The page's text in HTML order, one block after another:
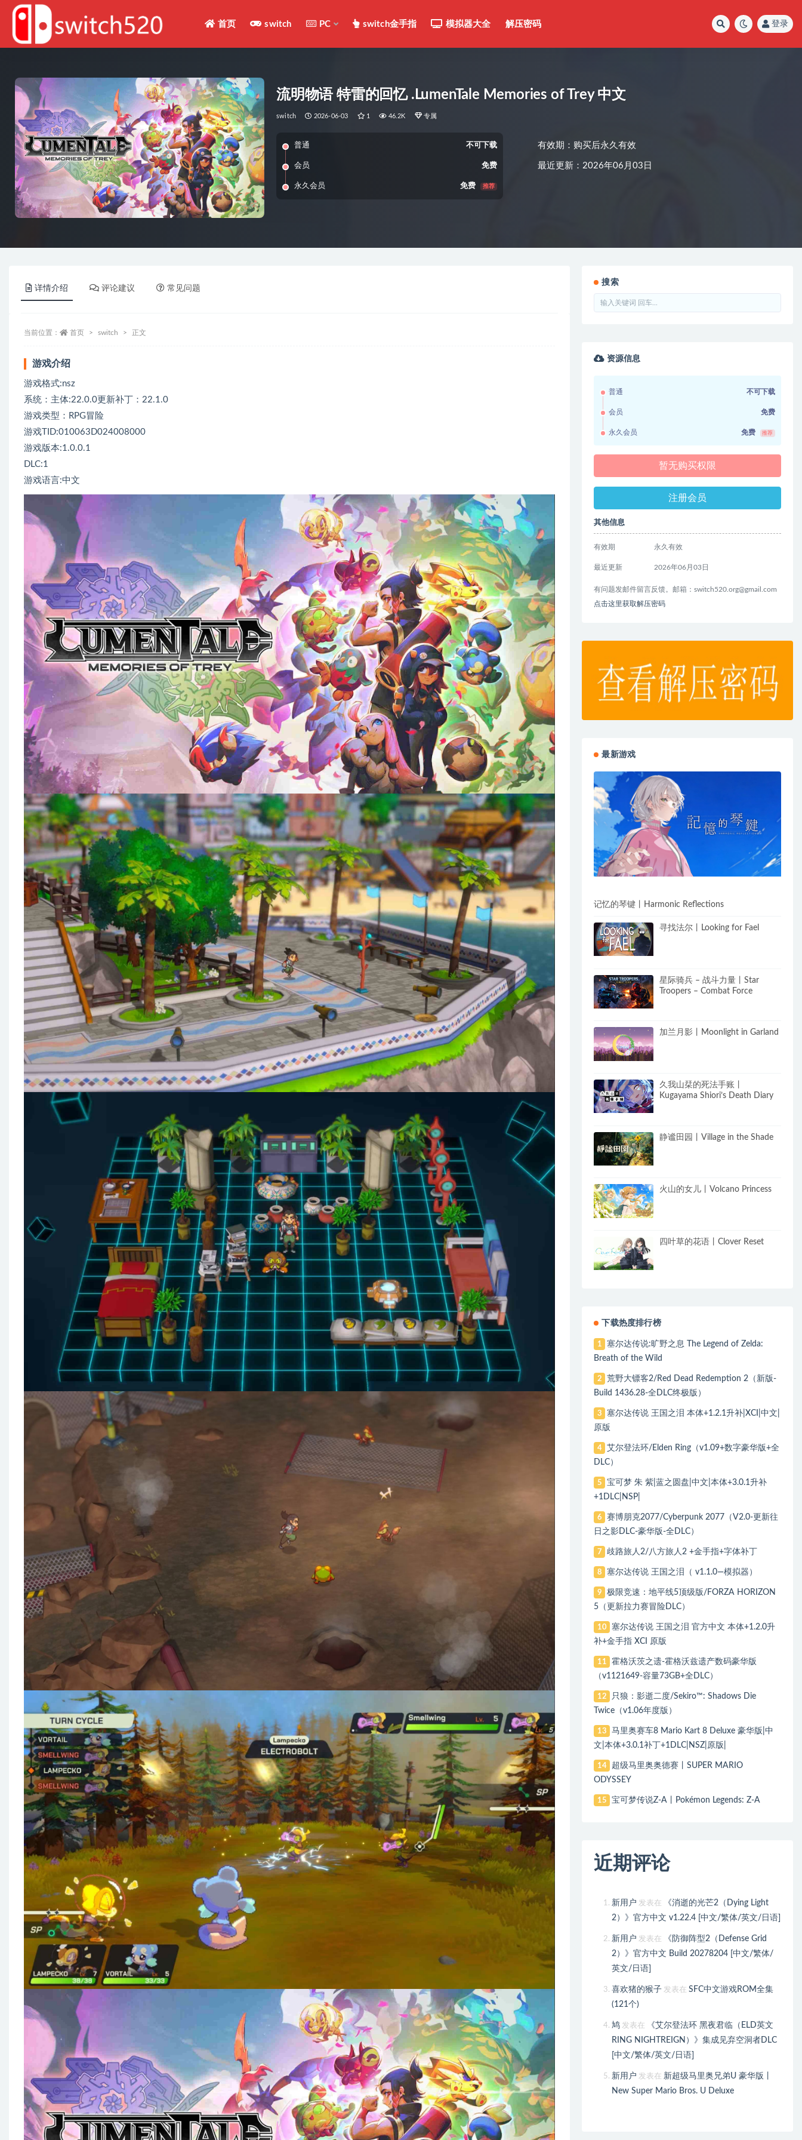
首页 switch PC switch金手指 模拟器大全 解压密码 登录
流明物语 特雷的回忆 .LumenTale Memories of Trey 中文
switch 2026-06-03 1 46.2K 专属
普通 不可下载
会员 免费
永久会员 免费 推荐
有效期：购买后永久有效
最近更新：2026年06月03日
详情介绍 评论建议 常见问题
当前位置： 首页 switch 正文
游戏介绍
游戏格式:nsz
系统：主体:22.0.0更新补丁：22.1.0
游戏类型：RPG冒险
游戏TID:010063D024008000
游戏版本:1.0.0.1
DLC:1
游戏语言:中文
搜索
资源信息
普通 不可下载
会员 免费
永久会员 免费 推荐
暂无购买权限
注册会员
其他信息
有效期 永久有效
最近更新 2026年06月03日
有问题发邮件留言反馈。邮箱：switch520.org@gmail.com
点击这里获取解压密码
最新游戏
记忆的琴键丨Harmonic Reflections
寻找法尔丨Looking for Fael
星际骑兵 – 战斗力量丨Star
Troopers – Combat Force
加兰月影丨Moonlight in Garland
久我山栞的死法手账丨
Kugayama Shiori’s Death Diary
静谧田园丨Village in the Shade
火山的女儿丨Volcano Princess
四叶草的花语丨Clover Reset
下载热度排行榜
1
塞尔达传说:旷野之息 The Legend of Zelda:
Breath of the Wild
2
荒野大镖客2/Red Dead Redemption 2（新版-
Build 1436.28-全DLC终极版）
3
塞尔达传说 王国之泪 本体+1.2.1升补|XCI|中文|
原版
4
艾尔登法环/Elden Ring（v1.09+数字豪华版+全
DLC）
5
宝可梦 朱 紫|蓝之圆盘|中文|本体+3.0.1升补
+1DLC|NSP|
6
赛博朋克2077/Cyberpunk 2077（V2.0-更新往
日之影DLC-豪华版-全DLC）
7 歧路旅人2/八方旅人2 +金手指+字体补丁
8 塞尔达传说 王国之泪（ v1.1.0—模拟器）
9
极限竞速：地平线5顶级版/FORZA HORIZON
5（更新拉力赛冒险DLC）
10
塞尔达传说 王国之泪 官方中文 本体+1.2.0升
补+金手指 XCI 原版
11
霍格沃茨之遗-霍格沃兹遗产数码豪华版
（v1121649-容量73GB+全DLC）
12
只狼：影逝二度/Sekiro™: Shadows Die
Twice（v1.06年度版）
13
马里奥赛车8 Mario Kart 8 Deluxe 豪华版|中
文|本体+3.0.1补丁+1DLC|NSZ|原版|
14
超级马里奥奥德赛丨SUPER MARIO
ODYSSEY
15 宝可梦传说Z-A丨Pokémon Legends: Z-A
近期评论
新用户 发表在
《消逝的光芒2（Dying Light
2）》官方中文 v1.22.4 [中文/繁体/英文/日语]
新用户 发表在
《防御阵型2（Defense Grid
2）》官方中文 Build 20278204 [中文/繁体/
英文/日语]
喜欢猪的猴子 发表在SFC中文游戏ROM全集
(121个)
鸠 发表在
《艾尔登法环 黑夜君临（ELD英文
RING NIGHTREIGN）》集成见弃空洞者DLC
[中文/繁体/英文/日语]
新用户 发表在 新超级马里奥兄弟U 豪华版丨
New Super Mario Bros. U Deluxe